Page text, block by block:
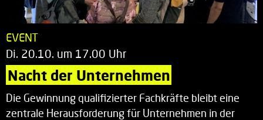
EVENT
Di. 20.10. um 17.00 Uhr
Nacht der Unternehmen
Die Gewinnung qualifizierter Fachkräfte bleibt eine
zentrale Herausforderung für Unternehmen in der